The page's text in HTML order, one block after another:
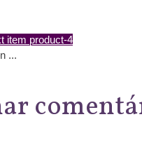
item product-4
...